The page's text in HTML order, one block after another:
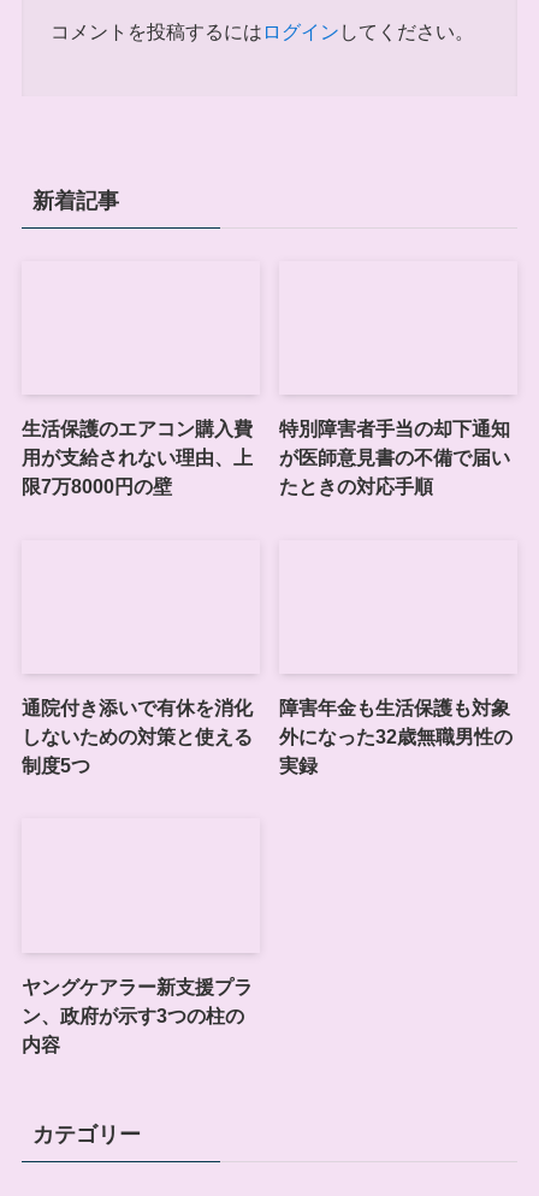
コメントを投稿するには ログイン してください。
新着記事
生活保護のエアコン購入費
用が支給されない理由、上
限7万8000円の壁
特別障害者手当の却下通知
が医師意見書の不備で届い
たときの対応手順
通院付き添いで有休を消化
しないための対策と使える
制度5つ
障害年金も生活保護も対象
外になった32歳無職男性の
実録
ヤングケアラー新支援プラ
ン、政府が示す3つの柱の
内容
カテゴリー